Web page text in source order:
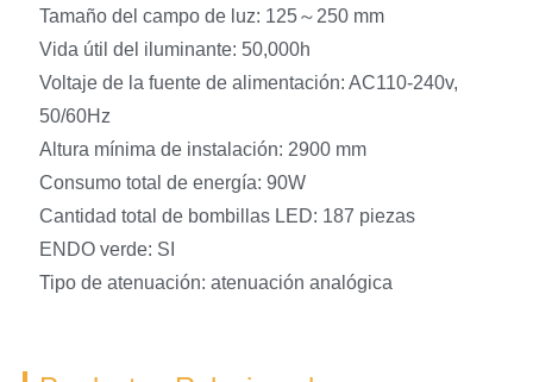
Tamaño del campo de luz: 125～250 mm
Vida útil del iluminante: 50,000h
Voltaje de la fuente de alimentación: AC110-240v,
50/60Hz
Altura mínima de instalación: 2900 mm
Consumo total de energía: 90W
Cantidad total de bombillas LED: 187 piezas
ENDO verde: SI
Tipo de atenuación: atenuación analógica